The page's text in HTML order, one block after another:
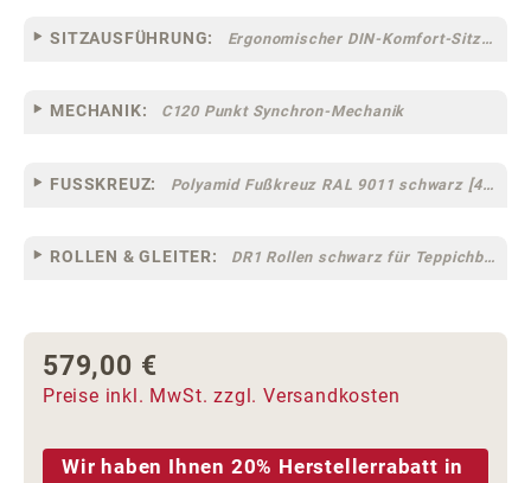
SITZAUSFÜHRUNG: Ergonomischer DIN-Komfort-Sitz [75]
MECHANIK: C120 Punkt Synchron-Mechanik
FUSSKREUZ: Polyamid Fußkreuz RAL 9011 schwarz [44]
ROLLEN & GLEITER: DR1 Rollen schwarz für Teppichböden [10]
Regulärer Preis:
579,00 €
Preise inkl. MwSt. zzgl. Versandkosten
Wir haben Ihnen 20% Herstellerrabatt in